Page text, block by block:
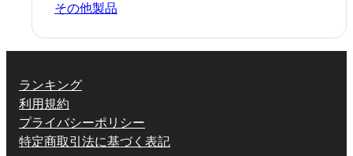
その他製品
ランキング
利用規約
プライバシーポリシー
特定商取引法に基づく表記